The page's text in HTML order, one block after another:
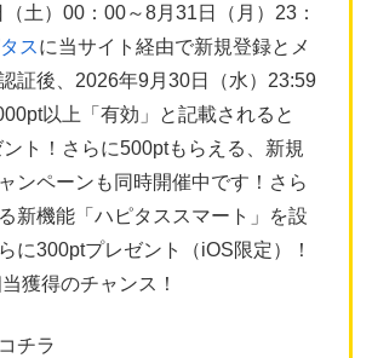
土）00：00～8月31日（月）23：
スに当サイト経由で新規登録とメ
証後、2026年9月30日（水）23:59
以上「有効」と記載されると
ト！さらに500ptもらえる、新規
ンペーンも同時開催中です！さら
新機能「ハピタススマート」を設
に300ptプレゼント（iOS限定）！
獲得のチャンス！
チラ